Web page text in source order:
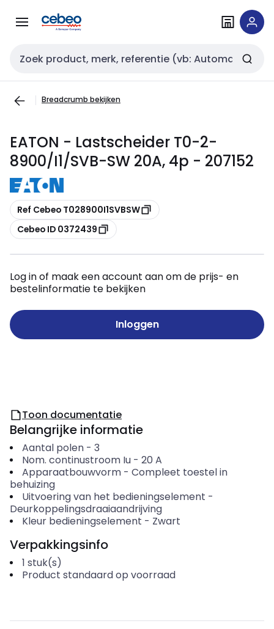
naar
naar
Zoekveld invoer
Breadcrumb bekijken
EATON - Lastscheider T0-2-
8900/I1/SVB-SW 20A, 4p - 207152
Kopiëren
Ref Cebeo T028900I1SVBSW
Kopiëren
Cebeo ID 0372439
Log in of maak een account aan om de prijs- en
bestelinformatie te bekijken
Inloggen
Toon documentatie
Belangrijke informatie
Aantal polen- 3
Nom. continustroom Iu- 20 A
Apparaatbouwvorm- Compleet toestel in
behuizing
Uitvoering van het bedieningselement -
Deurkoppelingsdraaiaandrijving
Kleur bedieningselement - Zwart
Verpakkingsinfo
1 stuk(s)
Product standaard op voorraad